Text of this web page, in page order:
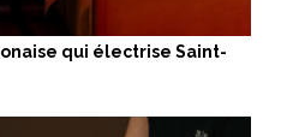
qui électrise Saint-